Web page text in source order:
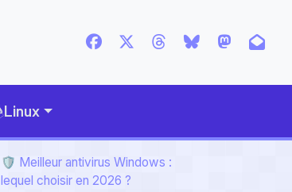
Linux
🛡️ Meilleur antivirus Windows :
lequel choisir en 2026 ?